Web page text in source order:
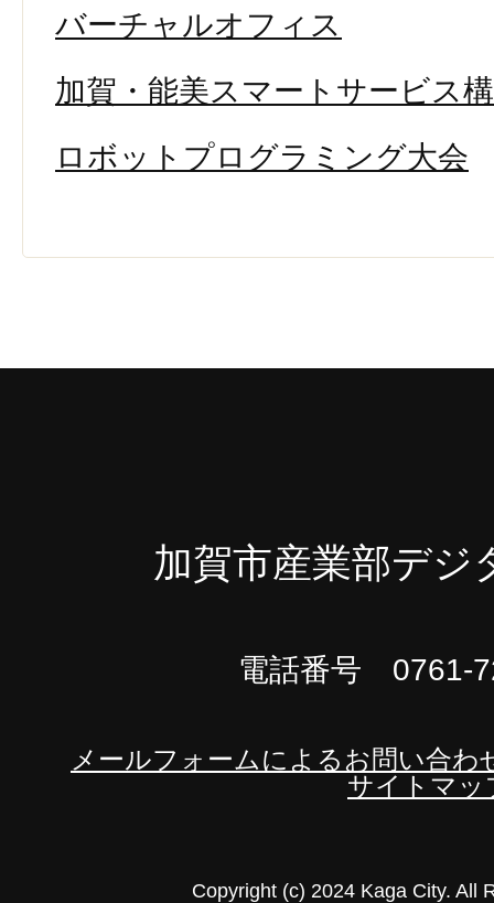
バーチャルオフィス
加賀・能美スマートサービス
ロボットプログラミング大会
加賀市産業部デジ
電話番号 0761-
メールフォームによるお問い合わ
サイトマッ
Copyright (c) 2024 Kaga City. All